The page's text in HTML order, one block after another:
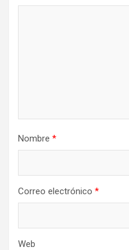
Nombre *
Correo electrónico *
Web